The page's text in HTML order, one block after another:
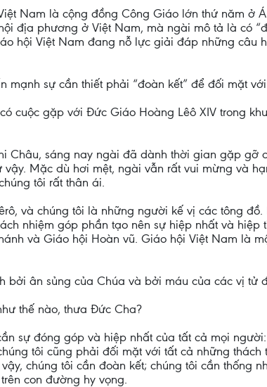
Nam là cộng đồng Công Giáo lớn thứ năm ở
địa phương ở Việt Nam, mà ngài mô tả là có
hội Việt Nam đang nỗ lực giải đáp những câu
mạnh sự cần thiết phải “đoàn kết” để đối mặt
cuộc gặp với Đức Giáo Hoàng Lêô XIV trong
Châu, sáng nay ngài đã dành thời gian gặp gỡ
Mặc dù hơi mệt, ngài vẫn rất vui mừng và
tôi rất thân ái.
và chúng tôi là những người kế vị các tông
nhiệm góp phần tạo nên sự hiệp nhất và
và Giáo hội Hoàn vũ. Giáo hội Việt Nam là
ân sủng của Chúa và bởi máu của các vị tử
thế nào, thưa Đức Cha?
sự đóng góp và hiệp nhất của tất cả mọi
tôi cũng phải đối mặt với tất cả những
chúng tôi cần đoàn kết; chúng tôi cần thống
con đường hy vọng.